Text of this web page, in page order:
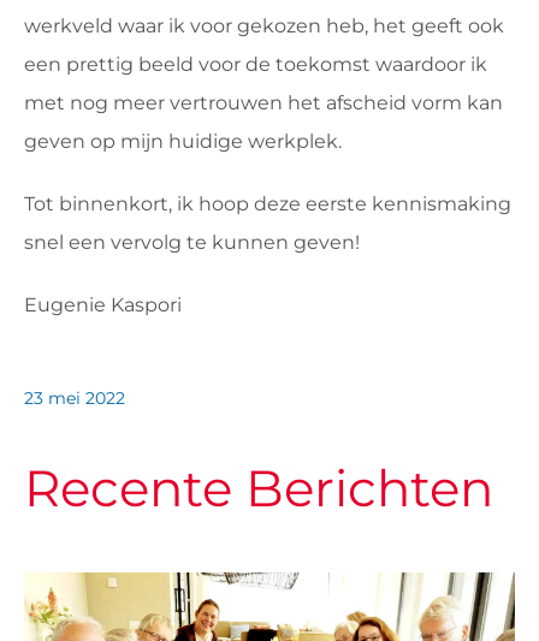
werkveld waar ik voor gekozen heb, het geeft ook
een prettig beeld voor de toekomst waardoor ik
met nog meer vertrouwen het afscheid vorm kan
geven op mijn huidige werkplek.
Tot binnenkort, ik hoop deze eerste kennismaking
snel een vervolg te kunnen geven!
Eugenie Kaspori
23 mei 2022
Recente Berichten